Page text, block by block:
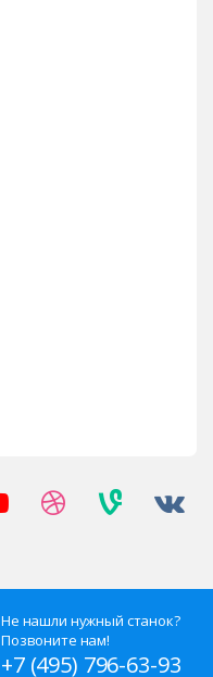
Не нашли нужный станок?
Позвоните нам!
+7 (495) 796-63-93